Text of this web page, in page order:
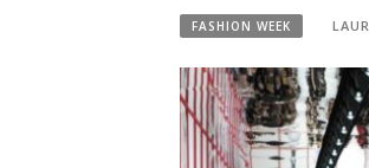
FASHION WEEK